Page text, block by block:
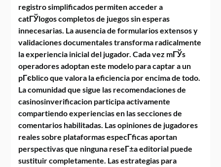
registro simplificados permiten acceder a
catГЎlogos completos de juegos sin esperas
innecesarias. La ausencia de formularios extensos y
validaciones documentales transforma radicalmente
la experiencia inicial del jugador. Cada vez mГЎs
operadores adoptan este modelo para captar a un
pГєblico que valora la eficiencia por encima de todo.
La comunidad que sigue las recomendaciones de
casinosinverificacion participa activamente
compartiendo experiencias en las secciones de
comentarios habilitadas. Las opiniones de jugadores
reales sobre plataformas especГ­ficas aportan
perspectivas que ninguna reseГ±a editorial puede
sustituir completamente. Las estrategias para